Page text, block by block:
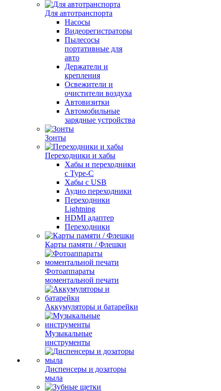
Для автотранспорта
Насосы
Видеорегистраторы
Пылесосы
портативные для
авто
Держатели и
крепления
Освежители и
очистители воздуха
Автовизитки
Автомобильные
зарядные устройства
Зонты
Переходники и хабы
Хабы и переходники
с Type-C
Хабы с USB
Аудио переходники
Переходники
Lightning
HDMI адаптер
Переходники
Карты памяти / Флешки
Фотоаппараты
моментальной печати
Аккумуляторы и батарейки
Музыкальные
инструменты
Диспенсеры и дозаторы
мыла